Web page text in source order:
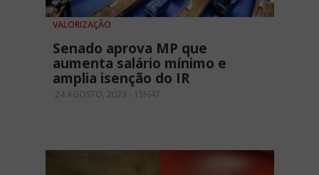
VALORIZAÇÃO
Senado aprova MP que
aumenta salário mínimo e
amplia isenção do IR
24 AGOSTO, 2023 - 15H47